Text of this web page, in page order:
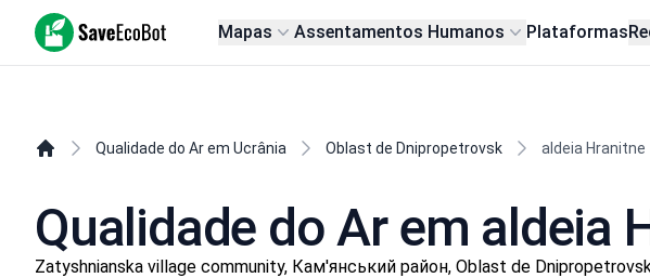
SaveEcoBot Mapas Assentamentos Humanos Plataformas
Qualidade do Ar em Ucrânia Oblast de Dnipropetrovsk aldeia Hranitne
Qualidade do Ar em aldeia
Zatyshnianska village community, Кам'янський район, Oblast de